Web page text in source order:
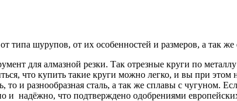
типа шурупов, от их особенностей и размеров, а так
для алмазной резки. Так отрезные круги по
что купить такие круги можно легко, и вы при
то и разнообразная сталь, а так же сплавы с чугуном.
и надёжно, что подтверждено одобрениями